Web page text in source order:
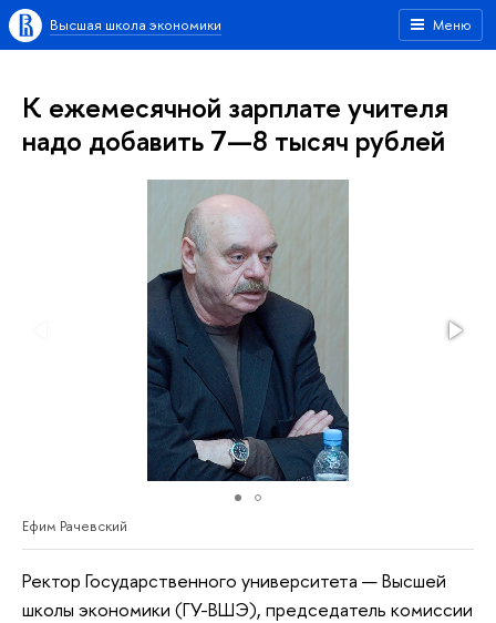
Меню
Высшая школа экономики
К ежемесячной зарплате учителя
надо добавить 7—8 тысяч рублей
Ефим Рачевский
Ректор Государственного университета — Высшей
школы экономики (ГУ-ВШЭ), председатель комиссии